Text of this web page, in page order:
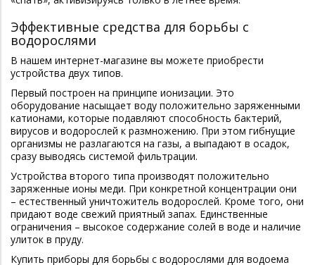
Эффективные средства для борьбы с
водорослями
В нашем интернет-магазине вы можете приобрести
устройства двух типов.
Первый построен на принципе ионизации. Это
оборудование насыщает воду положительно заряженными
катионами, которые подавляют способность бактерий,
вирусов и водорослей к размножению. При этом гибнущие
организмы не разлагаются на газы, а выпадают в осадок,
сразу выводясь системой фильтрации.
Устройства второго типа производят положительно
заряженные ионы меди. При конкретной концентрации они
– естественный уничтожитель водорослей. Кроме того, они
придают воде свежий приятный запах. Единственные
ограничения – высокое содержание солей в воде и наличие
улиток в пруду.
Купить приборы для борьбы с водорослями для водоема